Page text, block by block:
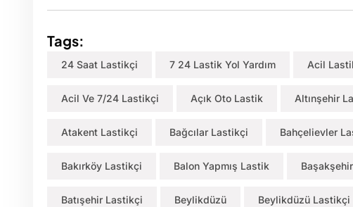
Tags:
24 Saat Lastikçi 7 24 Lastik Yol Yardım Acil
Acil Ve 7/24 Lastikçi Açık Oto Lastik Altınşehir
Atakent Lastikçi Bağcılar Lastikçi Bahçelievler
Bakırköy Lastikçi Balon Yapmış Lastik
Batışehir Lastikçi Beylikdüzü Beylikdüzü Lastikçi